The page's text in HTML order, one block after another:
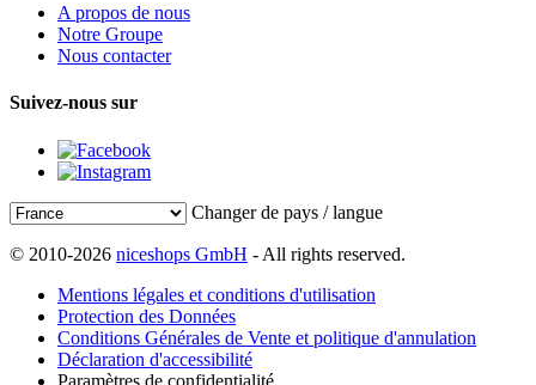
A propos de nous
Notre Groupe
Nous contacter
Suivez-nous sur
Changer de pays / langue
© 2010-2026 niceshops GmbH - All rights reserved.
Mentions légales et conditions d'utilisation
Protection des Données
Conditions Générales de Vente et politique d'annulation
Déclaration d'accessibilité
Paramètres de confidentialité